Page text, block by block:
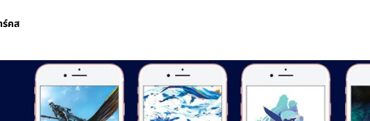
ร์คส